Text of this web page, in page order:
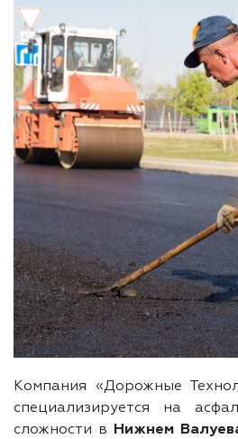
Компания «Дорожные
специализируется на
сложности в
Нижнем